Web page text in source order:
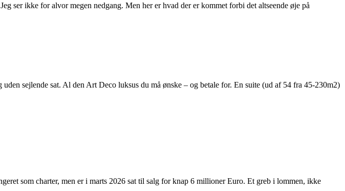
ser ikke for alvor megen nedgang. Men her er hvad der er kommet forbi det altseende øje på
sejlende sat. Al den Art Deco luksus du må ønske – og betale for. En suite (ud af 54 fra 45-230m2)
som charter, men er i marts 2026 sat til salg for knap 6 millioner Euro. Et greb i lommen, ikke